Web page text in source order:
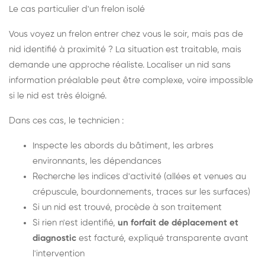
Le cas particulier d'un frelon isolé
Vous voyez un frelon entrer chez vous le soir, mais pas de
nid identifié à proximité ? La situation est traitable, mais
demande une approche réaliste. Localiser un nid sans
information préalable peut être complexe, voire impossible
si le nid est très éloigné.
Dans ces cas, le technicien :
Inspecte les abords du bâtiment, les arbres
environnants, les dépendances
Recherche les indices d'activité (allées et venues au
crépuscule, bourdonnements, traces sur les surfaces)
Si un nid est trouvé, procède à son traitement
Si rien n'est identifié, un forfait de déplacement et
diagnostic est facturé, expliqué transparente avant
l'intervention